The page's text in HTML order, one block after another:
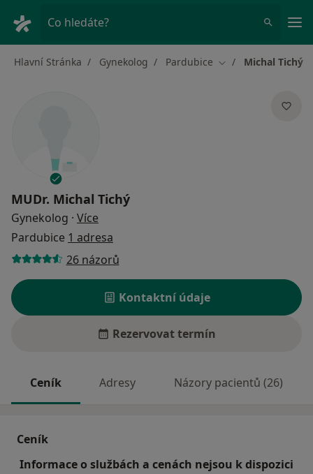
Co hledáte?
Hlavní Stránka Gynekolog Pardubice Změna města
Michal Tichý
MUDr. Michal Tichý
Gynekolog · Více
Pardubice 1 adresa
26 názorů
Kontaktní údaje
Rezervovat termín
Ceník Adresy Názory pacientů (26)
Ceník
Informace o službách a cenách nejsou k dispozici